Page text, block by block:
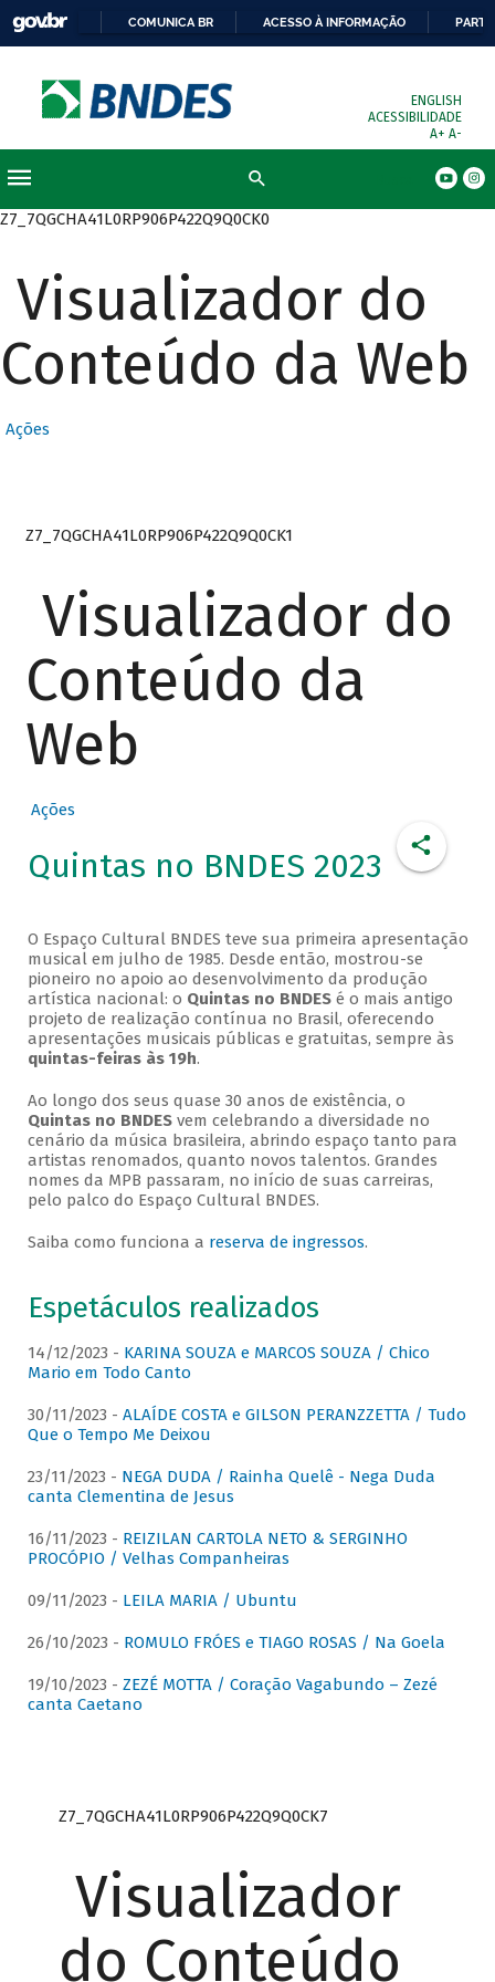
COMUNICA BR ACESSO À INFORMAÇÃO
ENGLISH
ACESSIBILIDADE
A+ A-
Z7_7QGCHA41L0RP906P422Q9Q0CK0
Visualizador do
Conteúdo da Web
Ações
Z7_7QGCHA41L0RP906P422Q9Q0CK1
Visualizador do
Conteúdo da
Web
Ações
Quintas no BNDES 2023
O Espaço Cultural BNDES teve sua primeira apresentação
musical em julho de 1985. Desde então, mostrou-se
pioneiro no apoio ao desenvolvimento da produção
artística nacional: o Quintas no BNDESé o mais antigo
projeto de realização contínua no Brasil, oferecendo
apresentações musicais públicas e gratuitas, sempre às
quintas-feiras às 19h.
Ao longo dos seus quase 30 anos de existência, o
Quintas no BNDESvem celebrando a diversidade no
cenário da música brasileira, abrindo espaço tanto para
artistas renomados, quanto novos talentos. Grandes
nomes da MPB passaram, no início de suas carreiras,
pelo palco do Espaço Cultural BNDES.
Saiba como funciona a reserva de ingressos.
Espetáculos realizados
14/12/2023 - KARINA SOUZA e MARCOS SOUZA / Chico
Mario em Todo Canto
30/11/2023 - ALAÍDE COSTA e GILSON PERANZZETTA / Tudo
Que o Tempo Me Deixou
23/11/2023 - NEGA DUDA / Rainha Quelê - Nega Duda
canta Clementina de Jesus
16/11/2023 - REIZILAN CARTOLA NETO & SERGINHO
PROCÓPIO / Velhas Companheiras
09/11/2023 - LEILA MARIA / Ubuntu
26/10/2023 - ROMULO FRÓES e TIAGO ROSAS / Na Goela
19/10/2023 - ZEZÉ MOTTA / Coração Vagabundo – Zezé
canta Caetano
Z7_7QGCHA41L0RP906P422Q9Q0CK7
Visualizador
do Conteúdo